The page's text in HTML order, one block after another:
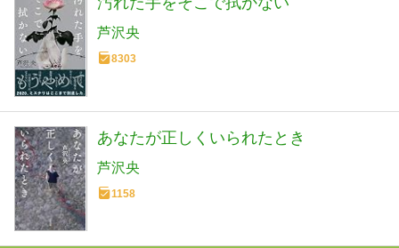
芦沢央
8303
あなたが正しくいられたとき
芦沢央
1158